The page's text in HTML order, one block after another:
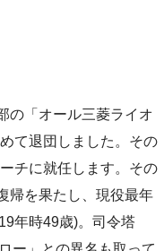
の「オール三菱ライオ
て退団しました。その
チに就任します。その
帰を果たし、現役最年
年時49歳)。司令塔